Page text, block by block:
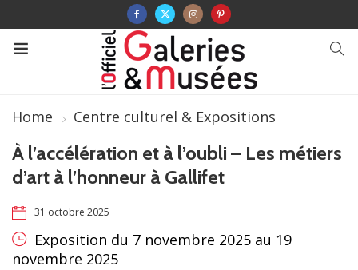
Home Centre culturel & Expositions
À l’accélération et à l’oubli – Les métiers
d’art à l’honneur à Gallifet
31 octobre 2025
Exposition du 7 novembre 2025 au 19
novembre 2025